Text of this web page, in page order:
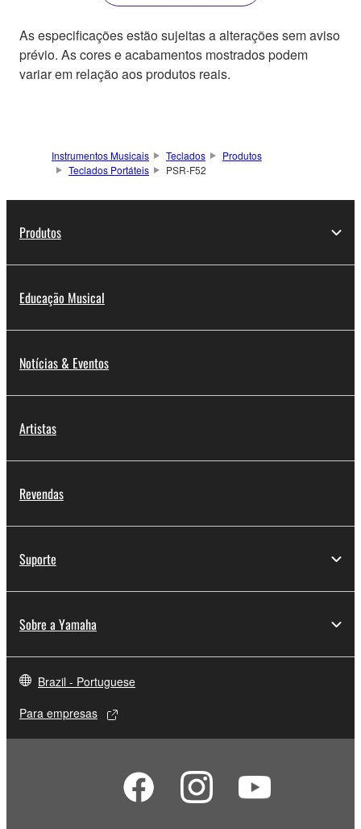
As especificações estão sujeitas a alterações sem aviso
prévio. As cores e acabamentos mostrados podem
variar em relação aos produtos reais.
Instrumentos Musicais Teclados
Produtos
Teclados Portáteis
PSR-F52
Produtos
Educação Musical
Notícias & Eventos
Artistas
Revendas
Suporte
Sobre a Yamaha
Brazil - Portuguese
Para empresas